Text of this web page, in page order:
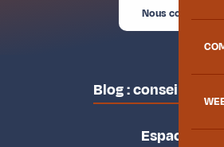
Nous contacter
Blog : conseils des
Espace pro